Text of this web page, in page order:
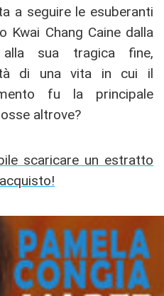
a seguire le esuberanti
Kwai Chang Caine dalla
sua tragica fine,
di una vita in cui il
fu la principale
altrove?
scaricare un estratto